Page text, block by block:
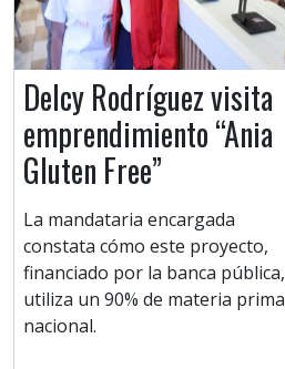
Delcy Rodríguez visita
emprendimiento “Ania
Gluten Free”
La mandataria encargada
constata cómo este proyecto,
financiado por la banca pública,
utiliza un 90% de materia prima
nacional.